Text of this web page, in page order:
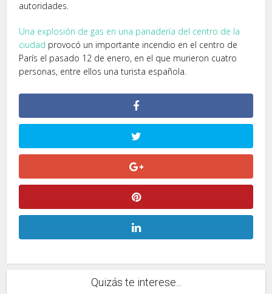
autoridades.
Una explosión de gas en una panadería del centro de la
ciudad provocó un importante incendio en el centro de
París el pasado 12 de enero, en el que murieron cuatro
personas, entre ellos una turista española.
Quizás te interese...